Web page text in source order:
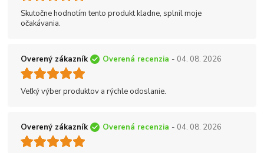
Skutočne hodnotím tento produkt kladne, splnil moje
očakávania.
Overený zákazník Overená recenzia - 04. 08. 2026
Veľký výber produktov a rýchle odoslanie.
Overený zákazník Overená recenzia - 04. 08. 2026